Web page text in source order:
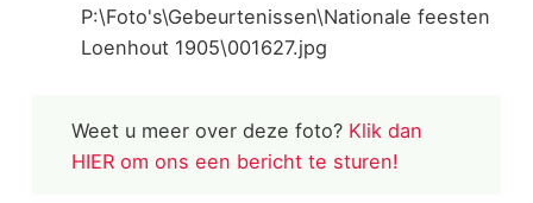
P:\Foto's\Gebeurtenissen\Nationale feesten
Loenhout 1905\001627.jpg
Weet u meer over deze foto? Klik dan
HIER om ons een bericht te sturen!